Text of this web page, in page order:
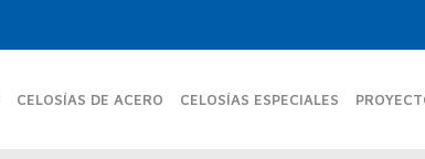
CELOSÍAS DE ACERO CELOSÍAS ESPECIALES